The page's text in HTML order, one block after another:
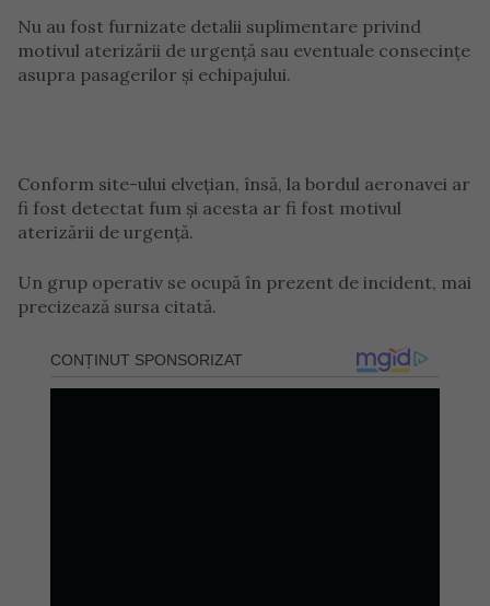
Nu au fost furnizate detalii suplimentare privind
motivul aterizării de urgență sau eventuale consecințe
asupra pasagerilor și echipajului.
Conform site-ului elvețian, însă, la bordul aeronavei ar
fi fost detectat fum și acesta ar fi fost motivul
aterizării de urgență.
Un grup operativ se ocupă în prezent de incident, mai
precizează sursa citată.